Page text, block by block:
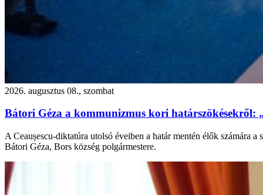
2026. augusztus 08., szombat
Bátori Géza a kommunizmus kori
A Ceaușescu-diktatúra utolsó éveiben a határ mentén élők számára
Bátori Géza, Bors község polgármestere.